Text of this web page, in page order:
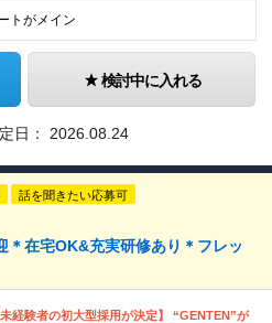
トがメイン
検討中に入れる
日： 2026.08.24
話を聞きたい応募可
＊在宅OK&充実研修あり＊フレッ
未経験者の初大型採用が決定】 “GENTEN”が